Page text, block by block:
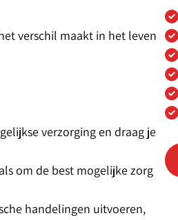
verschil maakt in het leven
verzorging en draag je
om de best mogelijke zorg
handelingen uitvoeren,